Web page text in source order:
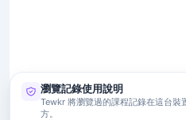
瀏覽記錄使用說明
Tewkr 將瀏覽過的課程記錄在這台裝
方。